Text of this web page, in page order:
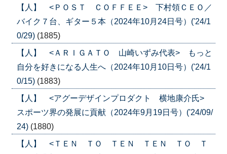
【人】 <ＰＯＳＴ ＣＯＦＦＥＥ> 下村領ＣＥＯ／
バイク７台、ギター５本（2024年10月24日号）('24/1
0/29) (1885)
【人】 <ＡＲＩＧＡＴＯ 山崎いずみ代表> もっと
自分を好きになる人生へ（2024年10月10日号）('24/1
0/15) (1883)
【人】 <アグーデザインプロダクト 横地康介氏>
スポーツ界の発展に貢献（2024年9月19日号）('24/09/
24) (1880)
【人】 <ＴＥＮ ＴＯ ＴＥＮ ＴＥＮ ＴＯ Ｔ